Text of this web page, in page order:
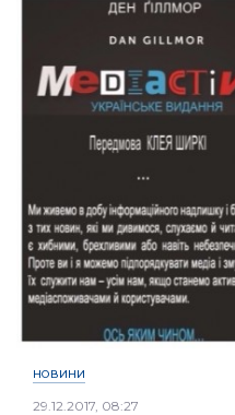
НОВИНИ
29.12.2017, 08:27